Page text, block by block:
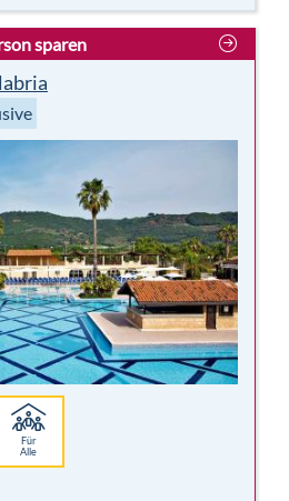
Für
Alle
7 Nächte
All Inclusive
p. P.